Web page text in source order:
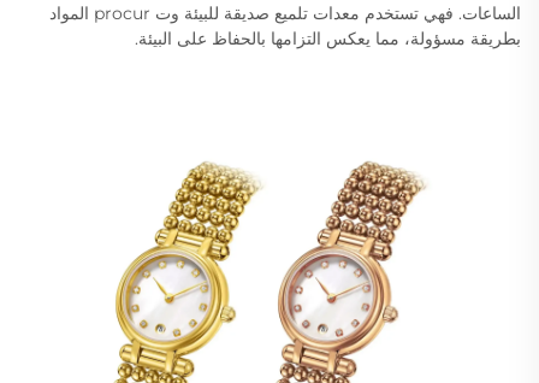
الساعات. فهي تستخدم معدات تلميع صديقة للبيئة وت procur المواد
بطريقة مسؤولة، مما يعكس التزامها بالحفاظ على البيئة.